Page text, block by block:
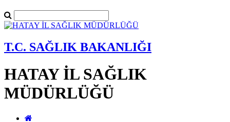
T.C. SAĞLIK BAKANLIĞI
HATAY İL SAĞLIK
MÜDÜRLÜĞÜ